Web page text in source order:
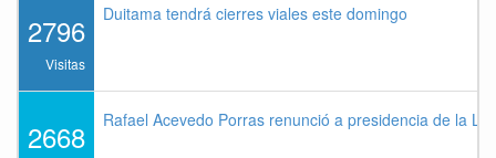
2796
Visitas
Duitama tendrá cierres viales este domingo
2668 Rafael Acevedo Porras renunció a presidencia de la